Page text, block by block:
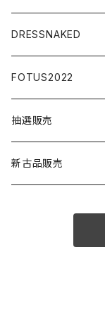
アクセサリー
ウェア
ミニカー
模型
DRESSNAKED
ボディアクセサリー
アイウエア
小物アクセサリー
FOTUS2022
ステッカー
アクセサリー
抽選販売
模型
新古品販売